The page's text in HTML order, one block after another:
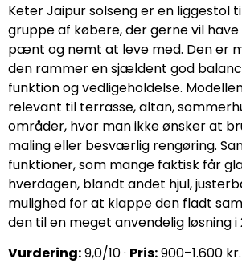
Keter Jaipur solseng er en liggestol
gruppe af købere, der gerne vil
pænt og nemt at leve med. Den er
den rammer en sjældent god
funktion og vedligeholdelse.
relevant til terrasse, altan,
områder, hvor man ikke ønsker at
maling eller besværlig rengøring.
funktioner, som mange faktisk får
hverdagen, blandt andet hjul,
mulighed for at klappe den fladt
den til en meget anvendelig løsning i
Vurdering:9,0/10 · Pris:900–1.600 kr.